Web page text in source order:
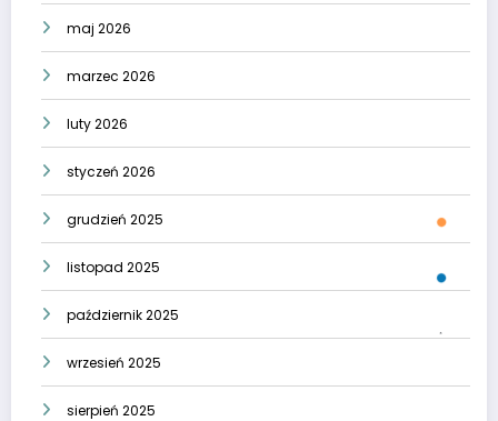
maj 2026
marzec 2026
luty 2026
styczeń 2026
grudzień 2025
listopad 2025
październik 2025
wrzesień 2025
sierpień 2025